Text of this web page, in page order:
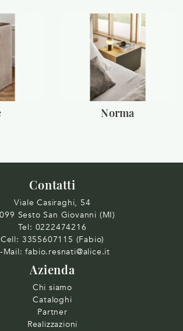
Norma
Contatti
Viale Casiraghi, 54
Sesto San Giovanni (MI)
Tel: 0222474216
Cell: 3355607115 (Fabio)
Mail: fabio.resnati@alice.it
Azienda
Chi siamo
Cataloghi
Partner
Realizzazioni